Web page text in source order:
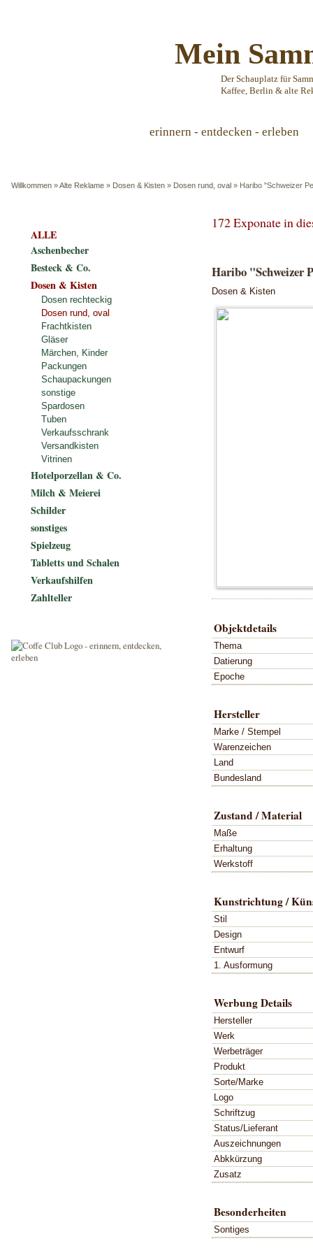
Mein
Der Schauplatz für
Kaffee, Berlin & alte
erinnern - entdecken - erleben
Willkommen »Alte Reklame » Dosen & Kisten » Dosen rund, oval » Haribo "Schweizer
172 Exponate in
Haribo "Schweizer
Dosen & Kisten
Objektdetails
Thema
Datierung
Epoche
Hersteller
Marke / Stempel
Warenzeichen
Land
Bundesland
Zustand / Material
Maße
Erhaltung
Werkstoff
Kunstrichtung /
Stil
Design
Entwurf
1. Ausformung
Werbung Details
Hersteller
Werk
Werbeträger
Produkt
Sorte/Marke
Logo
Schriftzug
Status/Lieferant
Auszeichnungen
Abkkürzung
Zusatz
Besonderheiten
Sontiges
ALLE
Aschenbecher
Besteck & Co.
Dosen & Kisten
Dosen rechteckig
Dosen rund, oval
Frachtkisten
Gläser
Märchen, Kinder
Packungen
Schaupackungen
sonstige
Spardosen
Tuben
Verkaufsschrank
Versandkisten
Vitrinen
Hotelporzellan & Co.
Milch & Meierei
Schilder
sonstiges
Spielzeug
Tabletts und Schalen
Verkaufshilfen
Zahlteller